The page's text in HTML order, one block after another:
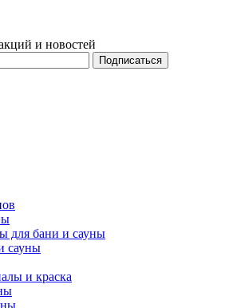
и новостей
Подписаться
для бани и сауны
сауны
и краска